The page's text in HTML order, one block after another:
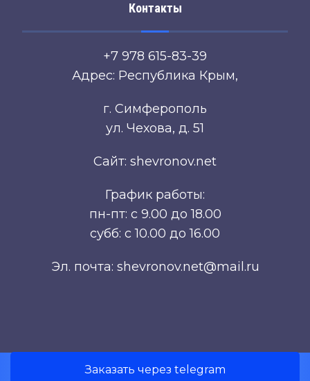
Контакты
+7 978 615-83-39
Адрес: Республика Крым,
г. Симферополь
ул. Чехова, д. 51
Сайт: shevronov.net
График работы:
пн-пт: с 9.00 до 18.00
субб: с 10.00 до 16.00
Эл. почта: shevronov.net@mail.ru
Разработка сайта Симферополь.
Заказать через telegram